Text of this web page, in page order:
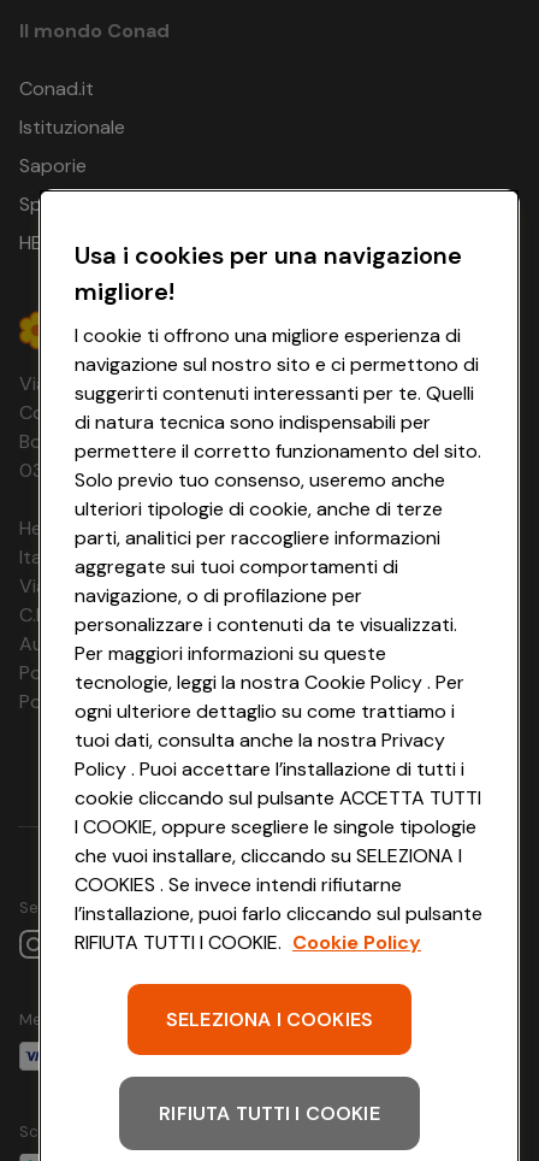
Il mondo Conad
Conad.it
Istituzionale
Saporie
Spesa Online
HEYCONAD
Via Michelino, 59 | 40127 BOLOGNA
Codice Fiscale e Registro Imprese di
Bologna 00865960157 PARTITA IVA
03320960374 CONAD SOC. COOP.
HeyConad Viaggi è un servizio gestito da
Italia Travel Marketing S.r.l.
Via Chiesolina 8 | 37066 Sommacampagna (VR)
C.F. e P.IVA: 03816060234
Aut. Prov Verona n. 4737/10
Polizza Ass. RC n. 177765037
Polizza Ass. Protection n. 6006000083/F
Seguici su
Metodo di pagamento
Scarica l'app
Usa i cookies per una navigazione
migliore!
I cookie ti offrono una migliore esperienza di
navigazione sul nostro sito e ci permettono di
suggerirti contenuti interessanti per te. Quelli
di natura tecnica sono indispensabili per
permettere il corretto funzionamento del sito.
Solo previo tuo consenso, useremo anche
ulteriori tipologie di cookie, anche di terze
parti, analitici per raccogliere informazioni
aggregate sui tuoi comportamenti di
navigazione, o di profilazione per
personalizzare i contenuti da te visualizzati.
Per maggiori informazioni su queste
tecnologie, leggi la nostra Cookie Policy . Per
ogni ulteriore dettaglio su come trattiamo i
tuoi dati, consulta anche la nostra Privacy
Policy . Puoi accettare l’installazione di tutti i
cookie cliccando sul pulsante ACCETTA TUTTI
I COOKIE, oppure scegliere le singole tipologie
che vuoi installare, cliccando su SELEZIONA I
COOKIES . Se invece intendi rifiutarne
l’installazione, puoi farlo cliccando sul pulsante
RIFIUTA TUTTI I COOKIE. Cookie Policy
SELEZIONA I COOKIES
RIFIUTA TUTTI I COOKIE